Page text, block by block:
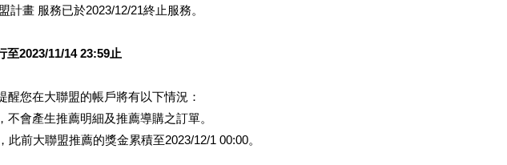
計畫 服務已於2023/12/21終止服務。
至2023/11/14 23:59止
醒您在大聯盟的帳戶將有以下情況：
不會產生推薦明細及推薦導購之訂單。
此前大聯盟推薦的獎金累積至2023/12/1 00:00。